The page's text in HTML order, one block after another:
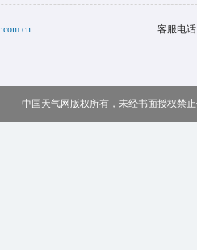
客服电
中国天气网版权所有，未经书面授权